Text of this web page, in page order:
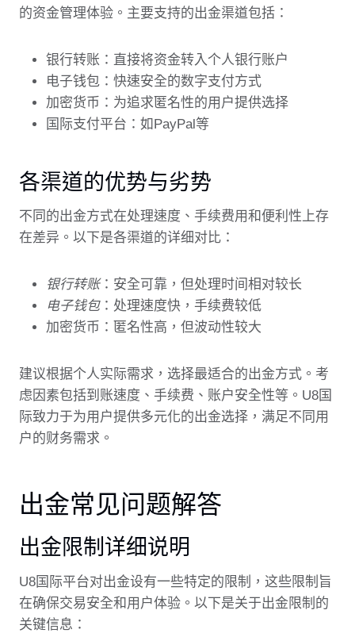
的资金管理体验。主要支持的出金渠道包括：
银行转账：直接将资金转入个人银行账户
电子钱包：快速安全的数字支付方式
加密货币：为追求匿名性的用户提供选择
国际支付平台：如PayPal等
各渠道的优势与劣势
不同的出金方式在处理速度、手续费用和便利性上存
在差异。以下是各渠道的详细对比：
银行转账：安全可靠，但处理时间相对较长
电子钱包：处理速度快，手续费较低
加密货币：匿名性高，但波动性较大
建议根据个人实际需求，选择最适合的出金方式。考
虑因素包括到账速度、手续费、账户安全性等。U8国
际致力于为用户提供多元化的出金选择，满足不同用
户的财务需求。
出金常见问题解答
出金限制详细说明
U8国际平台对出金设有一些特定的限制，这些限制旨
在确保交易安全和用户体验。以下是关于出金限制的
关键信息：